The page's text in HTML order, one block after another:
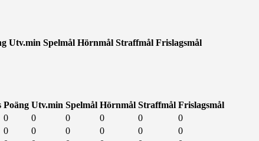
Utv.min Spelmål Hörnmål Straffmål Frislagsmål
Poäng Utv.min Spelmål Hörnmål Straffmål Frislagsmål
0 0 0 0 0
0
0 0 0 0 0
0